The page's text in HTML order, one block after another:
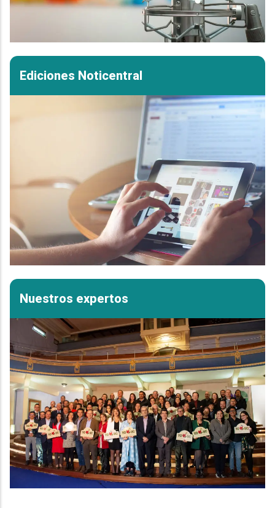
Ediciones Noticentral
Nuestros expertos